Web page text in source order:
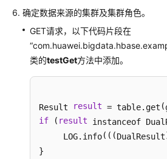
户
快
速
开
发
组
件
确定数据来源的集群及集群角色。
GET请求，以下代码片段在
类的testGet方法中添加。
Result result = table.get (
if
( result instanceof
     LOG.info
(((DualResult
}